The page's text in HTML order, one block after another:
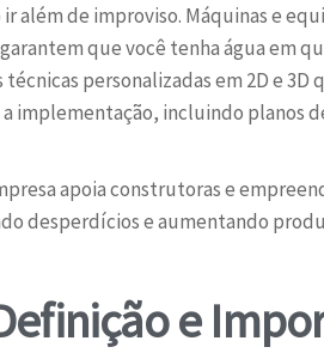
além de improviso. Máquinas e
que você tenha água em
personalizadas em 2D e
incluindo planos
apoia construtoras e
desperdícios e aumentando
e